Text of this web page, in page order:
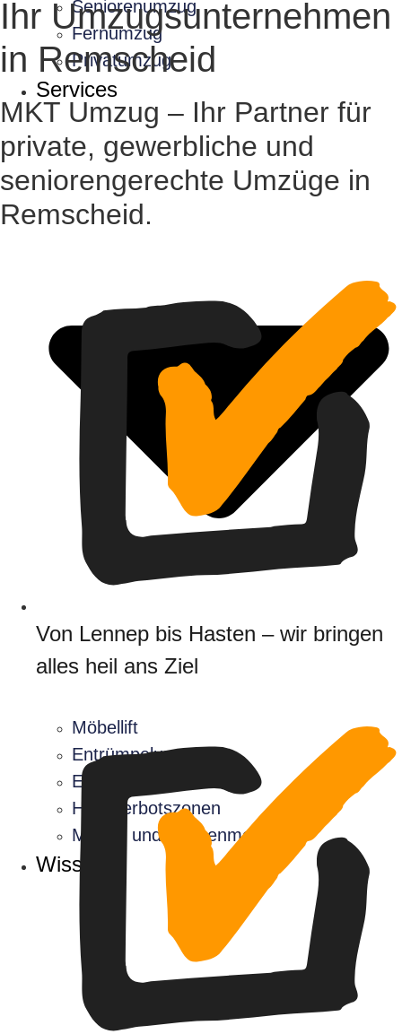
Seniorenumzug
Fernumzug
Privatumzug
Services
Möbellift
Entrümpelung
Einlagerung
Halteverbotszonen
Möbel- und Küchenmontage
Wissen
Ihr Umzugsunternehmen
in Remscheid
MKT Umzug – Ihr Partner für
private, gewerbliche und
seniorengerechte Umzüge in
Remscheid.
Von Lennep bis Hasten – wir bringen
alles heil ans Ziel